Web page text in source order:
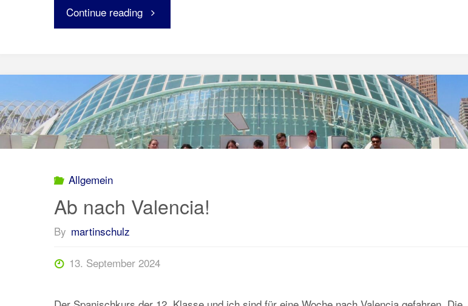
Continue reading" Pausenkisten
die
neuen
5.
Allgemein
Ab nach Valencia!
By martinschulz
13. September 2024